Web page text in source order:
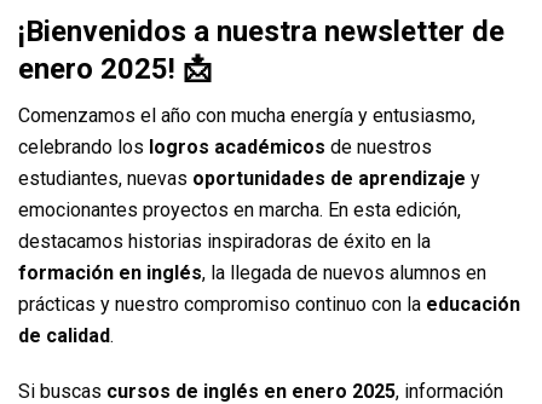
¡Bienvenidos a nuestra newsletter de
enero 2025! 📩
Comenzamos el año con mucha energía y entusiasmo,
celebrando los logros académicos de nuestros
estudiantes, nuevas oportunidades de aprendizaje y
emocionantes proyectos en marcha. En esta edición,
destacamos historias inspiradoras de éxito en la
formación en inglés, la llegada de nuevos alumnos en
prácticas y nuestro compromiso continuo con la educación
de calidad.
Si buscas cursos de inglés en enero 2025, información